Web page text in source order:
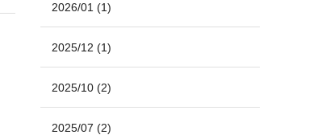
2026/01 (1)
2025/12 (1)
2025/10 (2)
2025/07 (2)